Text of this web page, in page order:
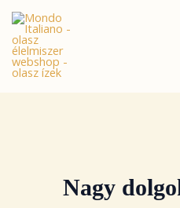
Skip
content
Nagy